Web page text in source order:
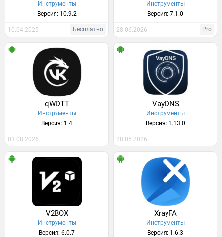
Инструменты
Версия: 10.9.2
10.04.2025 Бесплатно
Инструменты
Версия: 7.1.0
28.06.2026 Pro
qWDTT
Инструменты
Версия: 1.4
03.08.2026
VayDNS
Инструменты
Версия: 1.13.0
28.05.2026
V2BOX
Инструменты
Версия: 6.0.7
XrayFA
Инструменты
Версия: 1.6.3